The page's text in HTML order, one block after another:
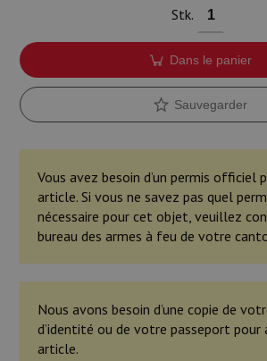
Stk.
Dans le panier
Sauvegarder
Vous avez besoin d’un permis officiel
article. Si vous ne savez pas quel
nécessaire pour cet objet, veuillez
bureau des armes à feu de votre
Nous avons besoin d’une copie de
d’identité ou de votre passeport pour
article.